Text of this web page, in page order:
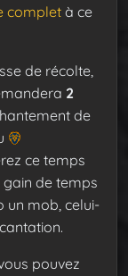
completà ce
de récolte,
2
de
ce temps
gain de temps
un mob, celui-
pouvez